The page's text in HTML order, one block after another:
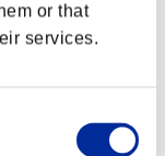
or that
services.